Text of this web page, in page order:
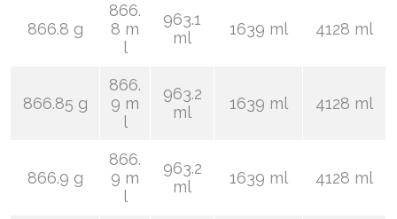
866.8 g
866.
8 m
l
963.1
ml
1639 ml 4128 ml
866.85 g
866.
9 m
l
963.2
ml
1639 ml 4128 ml
866.9 g
866.
9 m
l
963.2
ml
1639 ml 4128 ml